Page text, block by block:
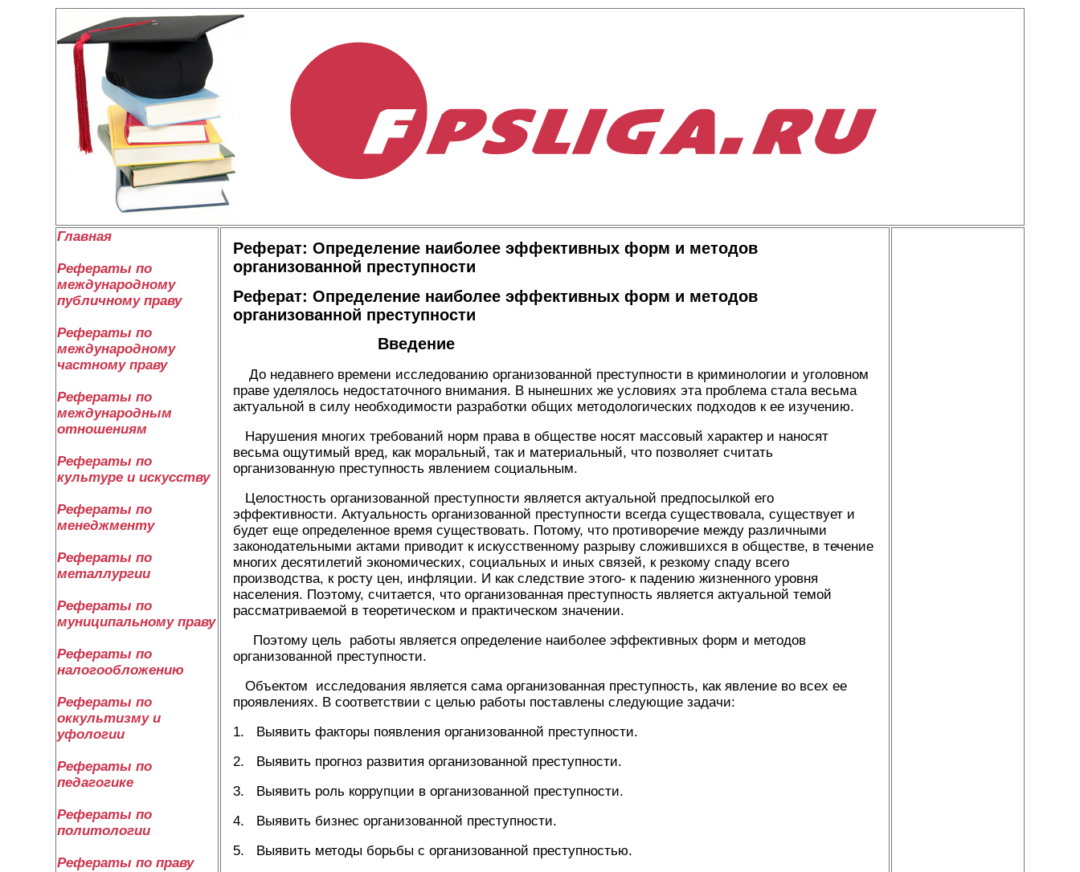
Главная
Рефераты по
международному
публичному праву
Рефераты по
международному
частному праву
Рефераты по
международным
отношениям
Рефераты по
культуре и искусству
Рефераты по
менеджменту
Рефераты по
металлургии
Рефераты по
муниципальному праву
Рефераты по
налогообложению
Рефераты по
оккультизму и
уфологии
Рефераты по
педагогике
Рефераты по
политологии
Рефераты по праву
Реферат: Определение наиболее эффективных форм и методов
организованной преступности
Реферат: Определение наиболее эффективных форм и методов
организованной преступности
Введение
До недавнего времени исследованию организованной преступности в криминологии и уголовном
праве уделялось недостаточного внимания. В нынешних же условиях эта проблема стала весьма
актуальной в силу необходимости разработки общих методологических подходов к ее изучению.
Нарушения многих требований норм права в обществе носят массовый характер и наносят
весьма ощутимый вред, как моральный, так и материальный, что позволяет считать
организованную преступность явлением социальным.
Целостность организованной преступности является актуальной предпосылкой его
эффективности. Актуальность организованной преступности всегда существовала, существует и
будет еще определенное время существовать. Потому, что противоречие между различными
законодательными актами приводит к искусственному разрыву сложившихся в обществе, в течение
многих десятилетий экономических, социальных и иных связей, к резкому спаду всего
производства, к росту цен, инфляции. И как следствие этого- к падению жизненного уровня
населения. Поэтому, считается, что организованная преступность является актуальной темой
рассматриваемой в теоретическом и практическом значении.
Поэтому цель работы является определение наиболее эффективных форм и методов
организованной преступности.
Объектом исследования является сама организованная преступность, как явление во всех ее
проявлениях. В соответствии с целью работы поставлены следующие задачи:
1. Выявить факторы появления организованной преступности.
2. Выявить прогноз развития организованной преступности.
3. Выявить роль коррупции в организованной преступности.
4. Выявить бизнес организованной преступности.
5. Выявить методы борьбы с организованной преступностью.